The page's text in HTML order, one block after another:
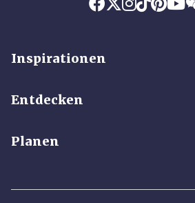
Inspirationen
Entdecken
Planen